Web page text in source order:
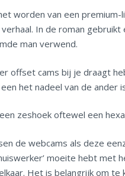
worden van een
In de roman
man verwend.
offset cams bij je draagt
het nadeel van de ander
zeshoek oftewel een
de webcams als deze
moeite hebt met
Het is belangrijk om